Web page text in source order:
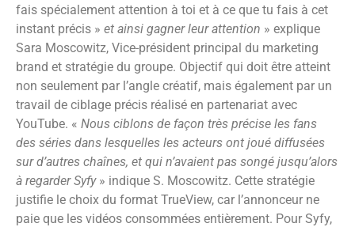
fais spécialement attention à toi et à ce que tu fais à cet
instant précis » et ainsi gagner leur attention » explique
Sara Moscowitz, Vice-président principal du marketing
brand et stratégie du groupe. Objectif qui doit être atteint
non seulement par l’angle créatif, mais également par un
travail de ciblage précis réalisé en partenariat avec
YouTube. « Nous ciblons de façon très précise les fans
des séries dans lesquelles les acteurs ont joué diffusées
sur d’autres chaînes, et qui n’avaient pas songé jusqu’alors
à regarder Syfy» indique S. Moscowitz. Cette stratégie
justifie le choix du format TrueView, car l’annonceur ne
paie que les vidéos consommées entièrement. Pour Syfy,